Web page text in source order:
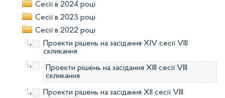
Сесії в 2024 році
Сесії в 2023 році
Сесії в 2022 році
Проекти рішень на засідання XIV сесії VIII
скликання
Проекти рішень на засідання XIII сесії VIII
скликання
Проекти рішень на засідання XII сесії VIII